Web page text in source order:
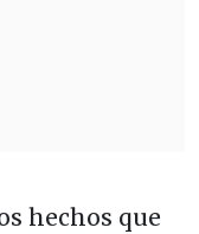
hechos que